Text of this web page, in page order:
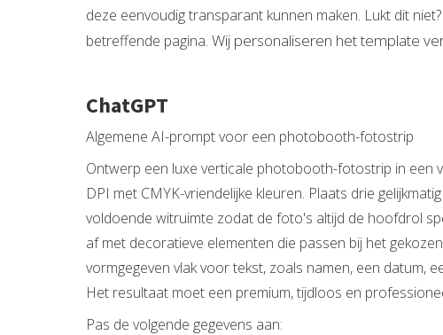
deze eenvoudig transparant kunnen maken. Lukt dit
betreffende pagina. Wij personaliseren het template
ChatGPT
Algemene AI-prompt voor een photobooth-fotostrip
Ontwerp een luxe verticale photobooth-fotostrip in een
DPI met CMYK-vriendelijke kleuren. Plaats drie
voldoende witruimte zodat de foto's altijd de hoofdrol
af met decoratieve elementen die passen bij het
vormgegeven vlak voor tekst, zoals namen, een datum,
Het resultaat moet een premium, tijdloos en
Pas de volgende gegevens aan: